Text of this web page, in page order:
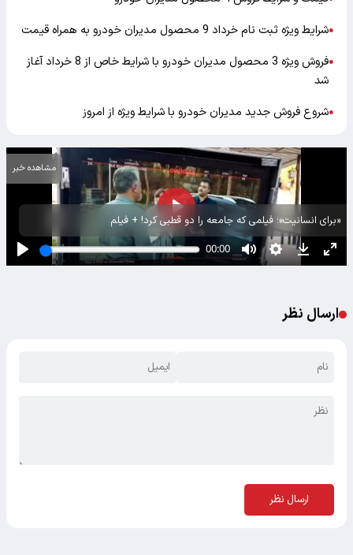
●شرایط ویژه ثبت نام خرداد 9 محصول مدیران خودرو به همراه قیمت
●
فروش ویژه 3 محصول مدیران خودرو با شرایط خاص از 8 خرداد آغاز
شد
●شروع فروش جدید مدیران خودرو با شرایط ویژه از امروز
«برای انسانیت»؛ فیلمی که جامعه را دو قطبی کرد! + فیلم
مشاهده خبر
ارسال نظر
ارسال نظر